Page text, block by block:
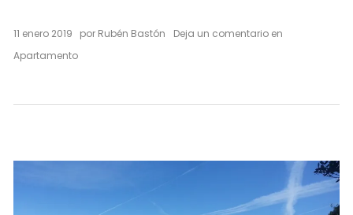
11 enero 2019 por Rubén Bastón Deja un comentarioon
Award
sobre
en
2018!
en
Apartamento